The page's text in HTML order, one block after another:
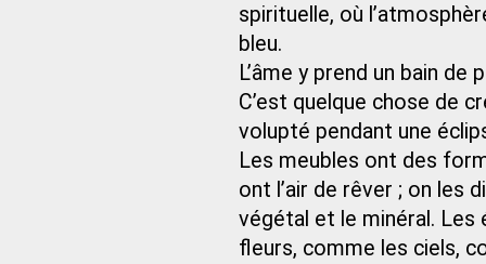
spirituelle, où
bleu.
L’âme y prend un bain
C’est quelque chose de
volupté pendant une
Les meubles ont des
ont l’air de rêver ; on les
végétal et le minéral.
fleurs, comme les ciels,